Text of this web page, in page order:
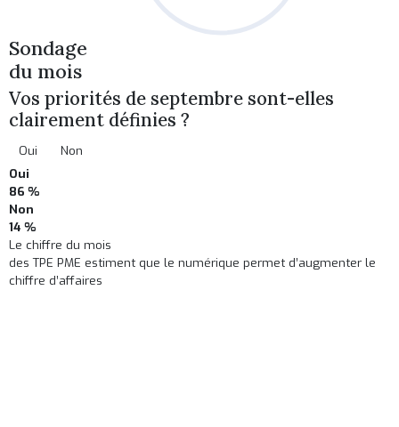
Sondage
du mois
Vos priorités de septembre sont-elles
clairement définies ?
Oui
Non
Oui
86 %
Non
14 %
Le chiffre du mois
des TPE PME estiment que le numérique permet d’augmenter le
chiffre d’affaires